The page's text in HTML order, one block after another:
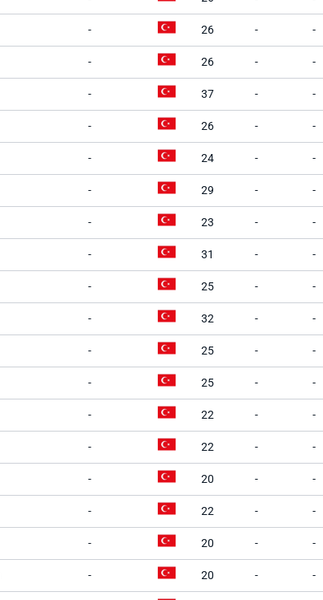
- 26 - -
- 26 - -
- 37 - -
- 26 - -
- 24 - -
- 29 - -
- 23 - -
- 31 - -
- 25 - -
- 32 - -
- 25 - -
- 25 - -
- 22 - -
- 22 - -
- 20 - -
- 22 - -
- 20 - -
- 20 - -